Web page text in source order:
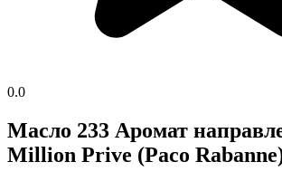
0.0
Масло 233 Аромат
Million Prive (Paco